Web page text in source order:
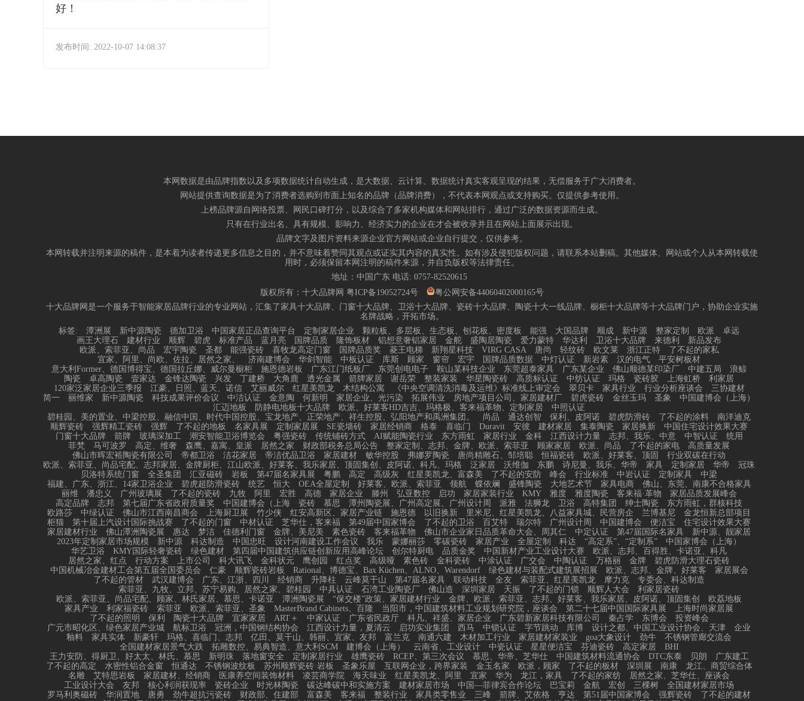
好！
发布时间: 2022-10-07 14:08:37
本网数据是由品牌指数以及多项数据统计自动生成，是大数据、云计算、数据统计真实客观呈现的结果，无偿服务于广大消费者。
网站提供查询数据是为了消费者选购到市面上知名的品牌（品牌消费），不代表本网观点或支持购买。仅提供参考使用。
上榜品牌源自网络投票、网民口碑打分，以及综合了多家机构媒体和网站排行，通过广泛的数据资源而生成。
只有在行业出名、具有规模、影响力、经济实力的企业在才会被收录并且在网站上面展示出现。
品牌文字及图片资料来源企业官方网站或企业自行提交，仅供参考。
本网转载并注明来源的稿件，是本着为读者传递更多信息之目的，并不意味着赞同其观点或证实其内容的真实性。如有涉及侵犯版权问题，请联系本站删稿。其他媒体、网站或个人从本网转载使
用时，必须保留本网注明的稿件来源，并自负版权等法律责任。
地址：中国广东 电话: 0757-82520615
版权所有：十大品牌网 粤ICP备19052724号
粤公网安备44060402000165号
十大品牌网是一个服务于智能家居品牌行业的专业网站，汇集了家具十大品牌、门窗十大品牌、卫浴十大品牌、瓷砖十大品牌、陶瓷十大一线品牌、橱柜十大品牌等十大品牌门户，协助企业实施
名牌战略，开拓市场。
标签:
潭洲展 新中源陶瓷 德加卫浴 中国家居正品查询平台 定制家居企业 颗粒板、多层板、生态板、刨花板、密度板 能强 大国品牌 顺成 新中源 整家定制 欧派
卓远
画王大理石
建材行业 顺辉 碧虎 标准产品 蓝月亮 国牌品质 隆饰板材 铝想意奢铝家居 金舵 盛陶居陶瓷 爱力蒙特 华达利 卫浴十大品牌 来德利
新品发布
欧派、索菲亚、尚品
宏宇陶瓷 圣都 能强瓷砖 喜牧龙高定门窗 国牌品质奖 菱王电梯 新翔星科技 VIRG CASA 唐尚 轻纹砖 欧文莱 浙江正特
了不起的家私
宜家、阿里、尚欧、佐拉、居然之家、
济南建博会 华剑智能 中板认证 库斯 顾家 窗帘 宏宇 国牌品质数据 中灯认证 新岩素 汉的电气
平安树板材
意大利Former、德国博得宝、德国拉丘娜、威尔曼橱柜
施恩德岩板 广东江门纸板厂 东莞创电电子 鞍山某科技企业 东莞超泰家具 广东某企业 佛山顺德某印染厂 中建五局
浪鲸
陶瓷
卓高陶瓷 壹家达 金锋达陶瓷 兴发 丁建桥 大角鹿 透光金属 箭牌家居 谢岳荣 整装家装 华星陶瓷砖 高质标认证 中纺认证 玛格 瓷砖胶 上海虹桥
利家居
120家泛家居企业三季报
江豪、日照、蓝天、诺信 艾丽威尔 红星美凯龙 木结构公寓 《中央空调清洗消毒及运维》标准线上审定会 翠贝卡 家具行业 行业分析座谈会
三协建材
简一
丽维家 新中源陶瓷 科技成果评价会议 中洁认证 金意陶 何新明 家居企业、光污染 拓展伟业 房地产项目公司、家居建材厂 碧虎瓷砖 金丝玉玛 圣象
中国建博会（上海）
汇迈地板
防静电地板十大品牌 欧派、好莱客HD吉吉、玛格极、客来福革物、定制家居
中照认证
碧桂园、美的置业、中梁控股、融信中国、时代中国控股、宝龙地产、正荣地产、祥生控股、弘阳地产和禹洲集团。
尚品 通达创智 保利、皮阿诺 碧虎防滑砖 了不起的涂料
南洋迪克
顺辉瓷砖
强辉精工瓷砖 强辉 了不起的地板 名家具展 定制家居展 SE瓷墙砖 家居经销商 格泰 喜临门 Duravit 安彼 建材家居 集泰陶瓷 家居换新
中国住宅设计效果大赛
门窗十大品牌
箭牌 玻璃深加工 潮安智能卫浴博览会 粤强瓷砖 传统铺砖方式 AI赋能陶瓷行业 东方雨虹 家居行业 金科 江西设计力量 志邦、我乐、中意 中智认证
统用
菲梵
马可波罗 高定、维奢 森鹰、嘉寓、皇派 居然之家 财政部税务总局公告 整家定制、志邦、金牌、欧派、索菲亚 顾家家居 欧派、尚品 了不起的家电
高质量发展
佛山市晖宏裕陶瓷有限公司
帝都卫浴 洁花家居 帝洁优品卫浴 家居建材 敏华控股 弗娜罗陶瓷 唐尚精雕石、邹培聪 恒福瓷砖 欧派、好莱客、顶固
行业双碳在行动
欧派、索菲亚、尚品宅配、志邦家居、金牌厨柜、江山欧派、好莱客、我乐家居、顶固集创、皮阿诺、科凡、玛格
泛家居 沃维伽 东鹏 诗尼曼、我乐、华帝 家具 定制家居 华帝
冠珠
贝洛特系统门窗
全圣集团 汇亚磁砖 岩板 第47届名家具展 粤鹏 高定 高级灰 红星美凯龙、富森美 了不起的安防 峰会 行业标准 中岩认证 定制家具
中梁
福建、广东、浙江、14家卫浴企业
碧虎超防滑瓷砖 统艺 恒大 OEA全屋定制 好莱客、欧派、索菲亚 领航 蝶依斓 盛锋陶瓷 大地艺术节 家具电商
佛山、东莞、南康不合格家具
丽维
潘忠义 广州玻璃展 了不起的瓷砖 九牧 阿里 宏胜 高德 家居企业 滕州 弘亚数控 启功 家居家装行业 KMY 雅度 雅度陶瓷 客来福·革物
家居品质发展峰会
高定品牌
志邦 第七届广东省政府质量奖 中国建博会（上海 瓷砖 慕思 潭州陶瓷展、广州高定展、广州设计周 派雅 法狮龙 卫浴 高特集团 绅士陶瓷
东方雨虹，群核科技
欧路莎
中绿认证 佛山市江西南昌商会 上海厨卫展 竹少侠 红安高新区、家居产业链 施恩德 以旧换新 里米尼、红星美凯龙、八益家具城、民营房企 兰博基尼
金龙恒新总部项目
柜猫
第十届上汽设计国际挑战赛 了不起的门窗 中材认证 芝华仕，客来福 第49届中国家博会 了不起的卫浴 百艾特 瑞尔特 广州设计周 中国建博会 便洁宝
住宅设计效果大赛
家居建材行业
佛山潭洲陶瓷展 惠达 梦洁 佳德利门窗 金牌、美尼美 素色瓷砖 客来福革物 佛山市企业家日品质革命大会、周其仁 中定认证 第47届国际名家具
新中源、靓家居
2023年定制家居市场规模
新中源 科达制造 中国忠旺 设计河南建设工作会议 我乐 蒙娜丽莎 零碳瓷砖 家居产业 全屋定制 科达 “高定系”、“定制系”
中国家博会（上海）
华艺卫浴
KMY国际轻奢瓷砖 绿色建材 第四届中国建筑供应链创新应用高峰论坛 创尔特厨电 品质金奖 中国新材产业工业设计大赛
欧派、志邦、百得胜、卡诺亚、科凡
居然之家、红点
行动方案 上市公司 科大讯飞 金科状元 鹰创园 红点奖 高级哑 素色砖 金科瓷砖 中涂认证 广交会 中陶认证 万格丽 金牌
碧虎防滑大理石瓷砖
中国机械冶金建材工会第五届全国委员会
仁豪 顺辉瓷砖岩板 Rational、博德宝、Bax Küchen、ALNO、Warendorf 绿色建材与装配式建筑展招展 欧派、志邦、金牌、好莱客
家居展会
了不起的管材
武汉建博会 广东、江浙、四川 经销商 升降柱 云峰莫干山 第47届名家具 联动科技 全友 索菲亚、红星美凯龙 摩力克
专委会、科达制造
索菲亚、九牧、立邦、苏宁易购、居然之家、碧桂园
中具认证 石湾工业陶瓷厂 佛山造 深圳家居 天振 了不起的门锁 顺辉人大会
利家居瓷砖
欧派、索菲亚、尚品宅配、顾家、林氏家居、慕思、卡诺亚
潭洲陶瓷展 “保交楼”政策、家居建材行业 金牌、欧派、索菲亚、志邦、好莱客、我乐家居、皮阿诺、顶固集创
欧荔地板
家具产业
利家福瓷砖 索菲亚 欧派、索菲亚、圣象 MasterBrand Cabinets、百隆 当阳市，中国建筑材料工业规划研究院，座谈会 第二十七届中国国际家具展
上海时尚家居展
了不起的照明
保利 陶瓷十大品牌 宜家家居 ART＋ 中家认证 广东省民政厅 科凡、祥盛、家居企业 广东碧新家居科技有限公司 秦占学 东博会
投资峰会
广元市昭化区、绿色家居产业城
航标卫浴 冠洲，中国钢结构协会 江西设计力量，夏清云 启功实业集团 西马 中锁认证 字节跳动 库博 设计之都、中国工业设计协会、天津
企业
釉料
家具实体 新豪轩 玛格、喜临门、志邦 亿田、莫干山、韩丽、宜家、友邦 富兰克 南通六建 木材加工行业 家居建材家装业 goa大象设计 劲牛
不锈钢管廊交流会
全国建材家居景气大跌
拓雕数控、易典智造、意大利SCM 建博会（上海） 云南省、工业设计 中瓷认证 星星便洁宝 芬迪瓷砖 高定家居
BHI
王力安防、得厨卫、好太太、林氏、慕思
新明珠 落地窗安全 定制家居行业 雄鹰瓷砖 RCEP、第三次会议 慕思、华帝、芝华仕 中国建筑材料流通协会 DTC东泰 贝朗
广东建工
了不起的高定
水密性铝合金窗 恒通达 不锈钢波纹板 苏州顺辉瓷砖·岩板 圣象乐屋 互联网企业，跨界家装 金玉名家 欧派，顾家 了不起的板材 深圳展 南康
龙江、商贸综合体
名雕
艾特思岩板 家居建材、经销商 医康养空间装饰材料 凌芸商学院 海天味业 红星美凯龙、阿里 宜家 华为 龙江，家具 了不起的家纺
居然之家、芝华仕、座谈会
工业设计大会
友邦 核心利润获现率 瓷砖企业 时光林陶瓷 碳达峰碳中和实施方案 建材家居市场 中国—菲律宾合作论坛 巴宝莉 金航 宏创 三棵树
全国建材家居市场
罗马利奥磁砖
华润置地 唐勇 劲牛超抗污瓷砖 财政部、住建部 富森美 客来福 整装行业 家具类零售业 三峰 箭牌、艾依格 亨达 第51届中国家博会 强辉瓷砖
了不起的建材